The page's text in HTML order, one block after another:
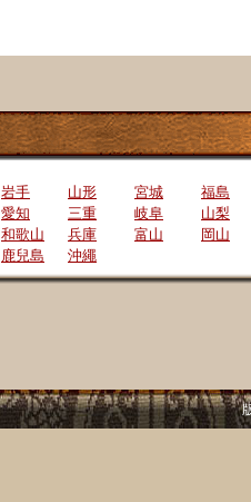
岩手 山形 宮城
福島
愛知 三重 岐阜
山梨
和歌山 兵庫 富山
岡山
鹿兒島 沖繩